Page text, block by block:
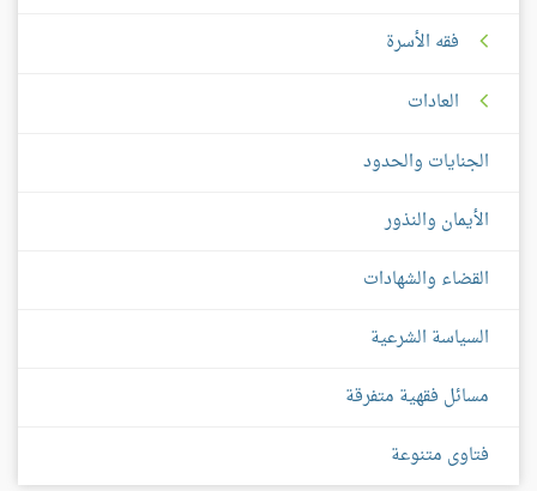
فقه الأسرة
العادات
الجنايات والحدود
الأيمان والنذور
القضاء والشهادات
السياسة الشرعية
مسائل فقهية متفرقة
فتاوى متنوعة